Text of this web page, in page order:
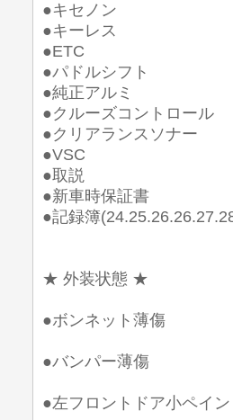
●キセノン
●キーレス
●ETC
●パドルシフト
●純正アルミ
●クルーズコントロール
●クリアランスソナー
●VSC
●取説
●新車時保証書
●記録簿
★ 外装状態 ★
●ボンネット薄傷
●バンパー薄傷
●左フロントドア小ペイ